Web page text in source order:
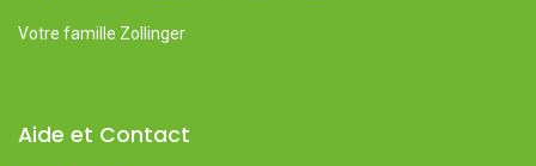
Votre famille Zollinger
Aide et Contact